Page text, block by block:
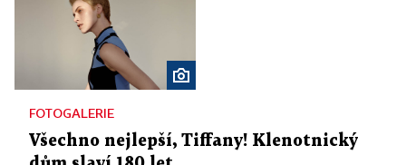
FOTOGALERIE
Všechno nejlepší, Tiffany! Klenotnický